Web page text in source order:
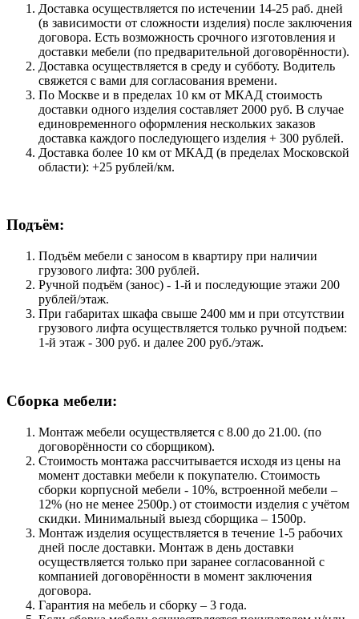
Доставка осуществляется по истечении 14-25 раб. дней
(в зависимости от сложности изделия) после заключения
договора. Есть возможность срочного изготовления и
доставки мебели (по предварительной договорённости).
Доставка осуществляется в среду и субботу. Водитель
свяжется с вами для согласования времени.
По Москве и в пределах 10 км от МКАД стоимость
доставки одного изделия составляет 2000 руб. В случае
единовременного оформления нескольких заказов
доставка каждого последующего изделия + 300 рублей.
Доставка более 10 км от МКАД (в пределах Московской
области): +25 рублей/км.
Подъём:
Подъём мебели с заносом в квартиру при наличии
грузового лифта: 300 рублей.
Ручной подъём (занос) - 1-й и последующие этажи 200
рублей/этаж.
При габаритах шкафа свыше 2400 мм и при отсутствии
грузового лифта осуществляется только ручной подъем:
1-й этаж - 300 руб. и далее 200 руб./этаж.
Сборка мебели:
Монтаж мебели осуществляется с 8.00 до 21.00. (по
договорённости со сборщиком).
Стоимость монтажа рассчитывается исходя из цены на
момент доставки мебели к покупателю. Стоимость
сборки корпусной мебели - 10%, встроенной мебели –
12% (но не менее 2500р.) от стоимости изделия с учётом
скидки. Минимальный выезд сборщика – 1500р.
Монтаж изделия осуществляется в течение 1-5 рабочих
дней после доставки. Монтаж в день доставки
осуществляется только при заранее согласованной с
компанией договорённости в момент заключения
договора.
Гарантия на мебель и сборку – 3 года.